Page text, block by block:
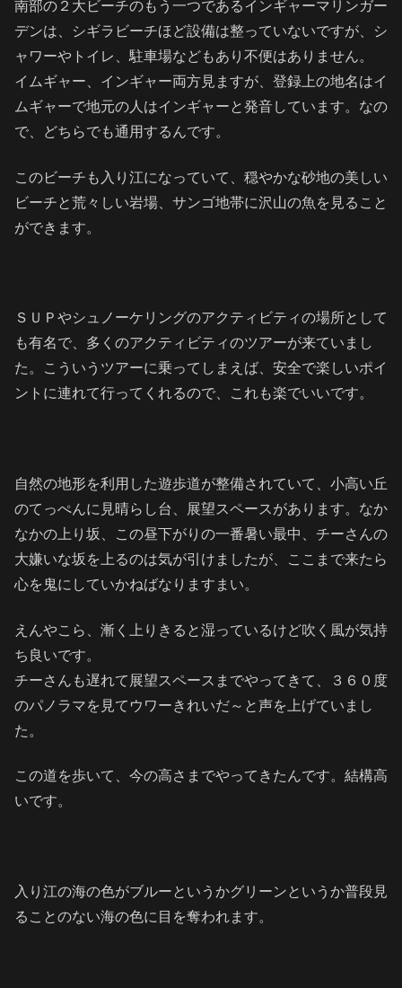
南部の２大ビーチのもう一つであるインギャーマリンガー
デンは、シギラビーチほど設備は整っていないですが、シ
ャワーやトイレ、駐車場などもあり不便はありません。
イムギャー、インギャー両方見ますが、登録上の地名はイ
ムギャーで地元の人はインギャーと発音しています。なの
で、どちらでも通用するんです。
このビーチも入り江になっていて、穏やかな砂地の美しい
ビーチと荒々しい岩場、サンゴ地帯に沢山の魚を見ること
ができます。
ＳＵＰやシュノーケリングのアクティビティの場所として
も有名で、多くのアクティビティのツアーが来ていまし
た。こういうツアーに乗ってしまえば、安全で楽しいポイ
ントに連れて行ってくれるので、これも楽でいいです。
自然の地形を利用した遊歩道が整備されていて、小高い丘
のてっぺんに見晴らし台、展望スペースがあります。なか
なかの上り坂、この昼下がりの一番暑い最中、チーさんの
大嫌いな坂を上るのは気が引けましたが、ここまで来たら
心を鬼にしていかねばなりますまい。
えんやこら、漸く上りきると湿っているけど吹く風が気持
ち良いです。
チーさんも遅れて展望スペースまでやってきて、３６０度
のパノラマを見てウワーきれいだ～と声を上げていまし
た。
この道を歩いて、今の高さまでやってきたんです。結構高
いです。
入り江の海の色がブルーというかグリーンというか普段見
ることのない海の色に目を奪われます。